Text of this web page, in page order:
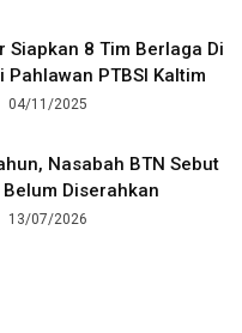
Siapkan 8 Tim Berlaga Di
Pahlawan PTBSI Kaltim
04/11/2025
Nasabah BTN Sebut
Diserahkan
13/07/2026